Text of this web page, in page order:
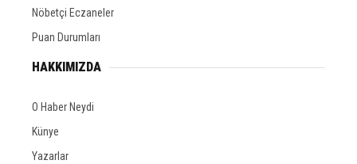
Nöbetçi Eczaneler
Puan Durumları
HAKKIMIZDA
O Haber Neydi
Künye
Yazarlar